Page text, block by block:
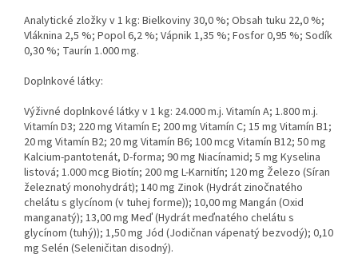
Analytické zložky v 1 kg: Bielkoviny 30,0 %; Obsah tuku 22,0 %;
Vláknina 2,5 %; Popol 6,2 %; Vápnik 1,35 %; Fosfor 0,95 %; Sodík
0,30 %; Taurín 1.000 mg.
Doplnkové látky:
Výživné doplnkové látky v 1 kg: 24.000 m.j. Vitamín A; 1.800 m.j.
Vitamín D3; 220 mg Vitamín E; 200 mg Vitamín C; 15 mg Vitamín B1;
20 mg Vitamín B2; 20 mg Vitamín B6; 100 mcg Vitamín B12; 50 mg
Kalcium-pantotenát, D-forma; 90 mg Niacínamid; 5 mg Kyselina
listová; 1.000 mcg Biotín; 200 mg L-Karnitín; 120 mg Železo (Síran
železnatý monohydrát); 140 mg Zinok (Hydrát zinočnatého
chelátu s glycínom (v tuhej forme)); 10,00 mg Mangán (Oxid
manganatý); 13,00 mg Meď (Hydrát meďnatého chelátu s
glycínom (tuhý)); 1,50 mg Jód (Jodičnan vápenatý bezvodý); 0,10
mg Selén (Seleničitan disodný).